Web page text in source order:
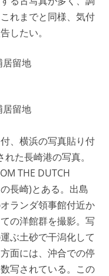
れまでと同様、気付
したい。
留地
留地
、横浜の写真貼り付
た長崎港の写真。
THE DUTCH
長崎)とある。出島
ランダ領事館付近か
の洋館群を撮影。写
ぶ土砂で干潟化して
面には、沖合での停
写されている。この